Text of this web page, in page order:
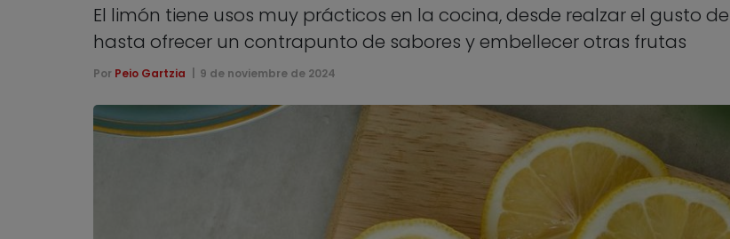
El limón tiene usos muy prácticos en la cocina, desde realzar el gusto
hasta ofrecer un contrapunto de sabores y embellecer otras frutas
Por Peio Gartzia 9 de noviembre de 2024